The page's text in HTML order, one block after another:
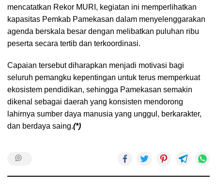
mencatatkan Rekor MURI, kegiatan ini memperlihatkan
kapasitas Pemkab Pamekasan dalam menyelenggarakan
agenda berskala besar dengan melibatkan puluhan ribu
peserta secara tertib dan terkoordinasi.
Capaian tersebut diharapkan menjadi motivasi bagi
seluruh pemangku kepentingan untuk terus memperkuat
ekosistem pendidikan, sehingga Pamekasan semakin
dikenal sebagai daerah yang konsisten mendorong
lahirnya sumber daya manusia yang unggul, berkarakter,
dan berdaya saing.(*)